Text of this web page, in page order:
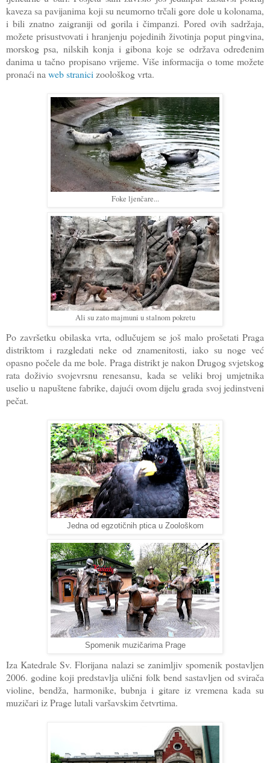
kaveza sa pavijanima koji su neumorno trčali gore dole u kolonama,
i bili znatno zaigraniji od gorila i čimpanzi. Pored ovih sadržaja,
možete prisustvovati i hranjenju pojedinih životinja poput pingvina,
morskog psa, nilskih konja i gibona koje se održava određenim
danima u tačno propisano vrijeme. Više informacija o tome možete
pronaći na web stranici zoološkog vrta.
Foke ljenčare...
Ali su zato majmuni u stalnom pokretu
Po završetku obilaska vrta, odlučujem se još malo prošetati Praga
distriktom i razgledati neke od znamenitosti, iako su noge već
opasno počele da me bole. Praga distrikt je nakon Drugog svjetskog
rata doživio svojevrsnu renesansu, kada se veliki broj umjetnika
uselio u napuštene fabrike, dajući ovom dijelu grada svoj jedinstveni
pečat.
Jedna od egzotičnih ptica u Zoološkom
Spomenik muzičarima Prage
Iza Katedrale Sv. Florijana nalazi se zanimljiv spomenik postavljen
2006. godine koji predstavlja ulični folk bend sastavljen od svirača
violine, bendža, harmonike, bubnja i gitare iz vremena kada su
muzičari iz Prage lutali varšavskim četvrtima.